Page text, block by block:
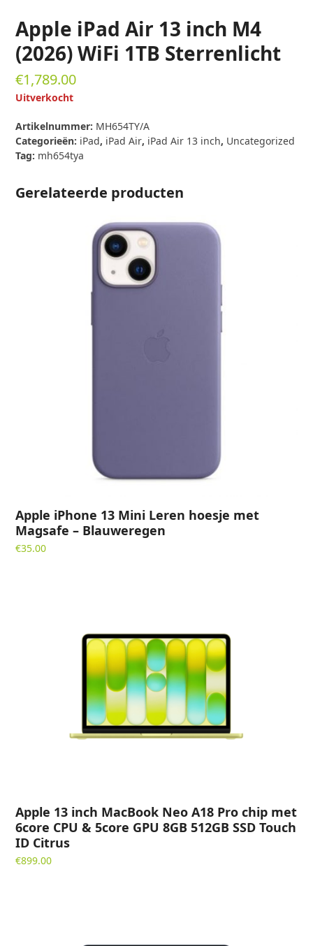
Apple iPad Air 13 inch M4
(2026) WiFi 1TB Sterrenlicht
€1,789.00
Uitverkocht
Artikelnummer: MH654TY/A
Categorieën: iPad, iPad Air, iPad Air 13 inch, Uncategorized
Tag: mh654tya
Gerelateerde producten
Apple iPhone 13 Mini Leren hoesje met
Magsafe – Blauweregen
€35.00
Apple 13 inch MacBook Neo A18 Pro chip met
6core CPU & 5core GPU 8GB 512GB SSD Touch
ID Citrus
€899.00